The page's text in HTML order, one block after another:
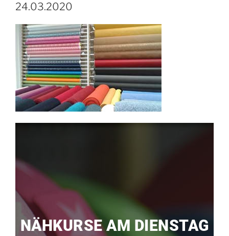
24.03.2020
NÄHKURSE AM DIENSTAG